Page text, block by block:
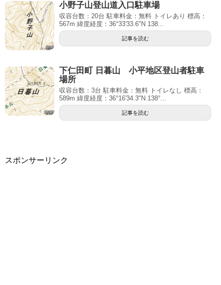
小野子山登山道入口駐車場
収容台数：20台 駐車料金：無料 トイレあり 標高：
567m 緯度経度：36°33'33.6"N 138...
記事を読む
下仁田町 日暮山 小平地区登山者駐車
場所
収容台数：3台 駐車料金：無料 トイレなし 標高：
589m 緯度経度：36°16'34.3"N 138°...
記事を読む
スポンサーリンク